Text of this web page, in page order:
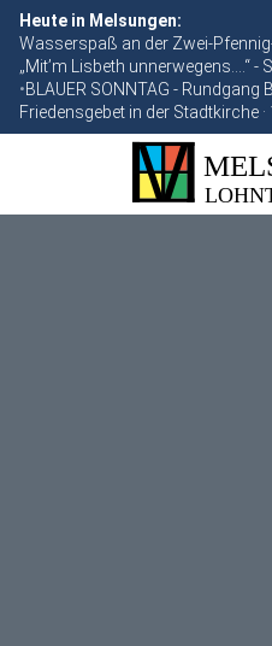
Heute in Melsungen:
Wasserspaß an der Zwei-
„Mit’m Lisbeth unnerwegens….“
•BLAUER SONNTAG -
Friedensgebet in der Stadtkirche ·